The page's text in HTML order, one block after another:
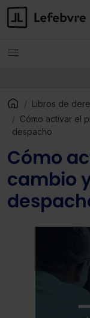
Libros de
Cómo activar el
despacho
Cómo
cambio